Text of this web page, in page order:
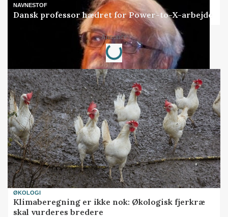
NAVNESTOF
Dansk professor hædret for Power-to-X-arbejde
Annonce
Loading...
ØKOLOGI
Klimaberegning er ikke nok: Økologisk fjerkræ
skal vurderes bredere